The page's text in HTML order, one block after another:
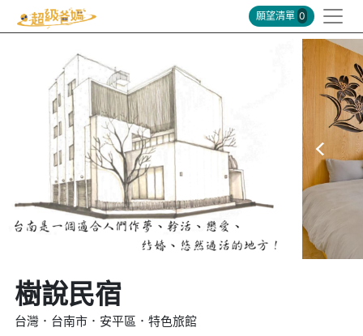
願望清單 0
樹說民宿
台灣．台南市．安平區．特色旅館